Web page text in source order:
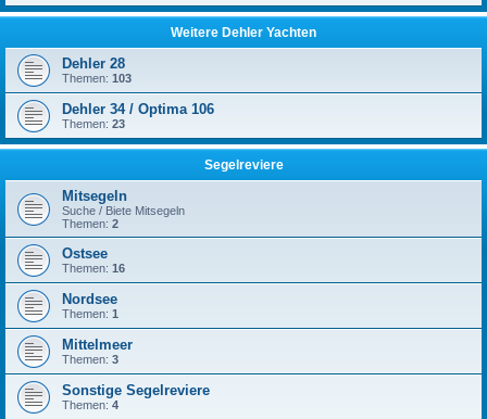
Weitere Dehler Yachten
Dehler 28
Themen: 103
Dehler 34 / Optima 106
Themen: 23
Segelreviere
Mitsegeln
Suche / Biete Mitsegeln
Themen: 2
Ostsee
Themen: 16
Nordsee
Themen: 1
Mittelmeer
Themen: 3
Sonstige Segelreviere
Themen: 4